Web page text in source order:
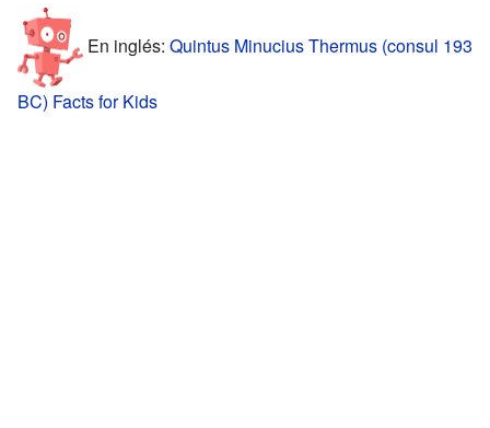
En inglés: Quintus Minucius Thermus (consul 193
BC) Facts for Kids